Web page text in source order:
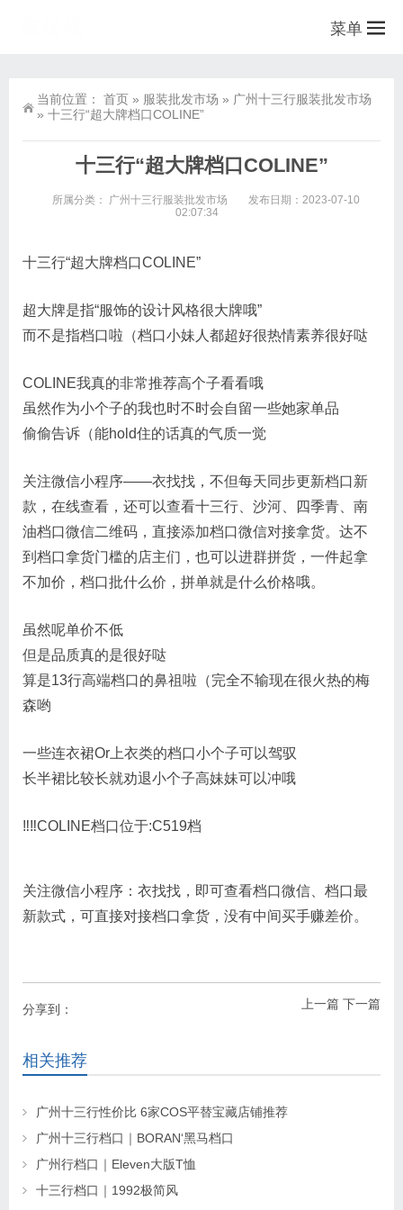
菜单
当前位置： 首页 » 服装批发市场 » 广州十三行服装批发市场
» 十三行“超大牌档口COLINE”
十三行“超大牌档口COLINE”
所属分类： 广州十三行服装批发市场
发布日期：2023-07-10
02:07:34
十三行“超大牌档口COLINE”
超大牌是指“服饰的设计风格很大牌哦”
而不是指档口啦（档口小妹人都超好很热情素养很好哒
COLINE我真的非常推荐高个子看看哦
虽然作为小个子的我也时不时会自留一些她家单品
偷偷告诉（能hold住的话真的气质一觉
关注微信小程序——衣找找，不但每天同步更新档口新
款，在线查看，还可以查看十三行、沙河、四季青、南
油档口微信二维码，直接添加档口微信对接拿货。达不
到档口拿货门槛的店主们，也可以进群拼货，一件起拿
不加价，档口批什么价，拼单就是什么价格哦。
虽然呢单价不低
但是品质真的是很好哒
算是13行高端档口的鼻祖啦（完全不输现在很火热的梅
森哟
一些连衣裙Or上衣类的档口小个子可以驾驭
长半裙比较长就劝退小个子高妹妹可以冲哦
‼️‼️COLINE档口位于:C519档
关注微信小程序：衣找找，即可查看档口微信、档口最
新款式，可直接对接档口拿货，没有中间买手赚差价。
上一篇 下一篇
分享到：
相关推荐
广州十三行性价比 6家COS平替宝藏店铺推荐
广州十三行档口｜BORAN‘黑马档口
广州行档口｜Eleven大版T恤
十三行档口｜1992极简风